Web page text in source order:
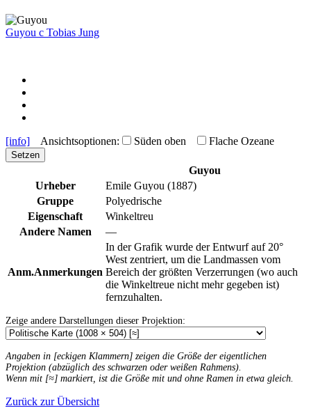
Guyou c Tobias Jung
[info] Ansichtsoptionen: Süden oben Flache Ozeane
Setzen
Guyou
Urheber
Emile Guyou (1887)
Gruppe
Polyedrische
Eigenschaft
Winkeltreu
Andere Namen
—
Anm.Anmerkungen
In der Grafik wurde der Entwurf auf 20°
West zentriert, um die Landmassen vom
Bereich der größten Verzerrungen (wo auch
die Winkeltreue nicht mehr gegeben ist)
fernzuhalten.
Zeige andere Darstellungen dieser Projektion:
Angaben in [eckigen Klammern] zeigen die Größe der eigentlichen
Projektion (abzüglich des schwarzen oder weißen Rahmens).
Wenn mit [≈] markiert, ist die Größe mit und ohne Ramen in etwa gleich.
Zurück zur Übersicht